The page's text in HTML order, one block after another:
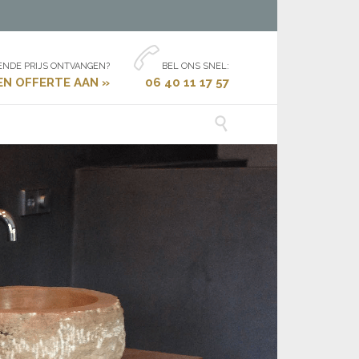
PRIJS ONTVANGEN?
OFFERTE AAN »
 BEL ONS SNEL:
‭06 40 11 17 57‬
